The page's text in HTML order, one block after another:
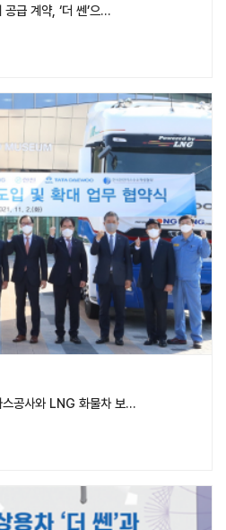
급 계약, ‘더 쎈’으…
스공사와 LNG 화물차 보…